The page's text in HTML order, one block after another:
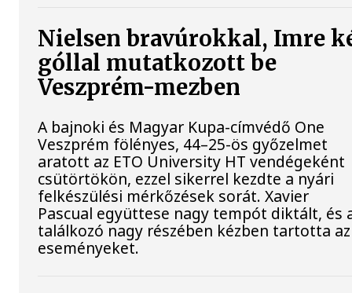
Nielsen bravúrokkal, Imre
góllal mutatkozott be
Veszprém-mezben
A bajnoki és Magyar Kupa-címvédő One
Veszprém fölényes, 44–25-ös győzelmet
aratott az ETO University HT vendégeként
csütörtökön, ezzel sikerrel kezdte a nyári
felkészülési mérkőzések sorát. Xavier
Pascual együttese nagy tempót diktált, és
találkozó nagy részében kézben tartotta az
eseményeket.